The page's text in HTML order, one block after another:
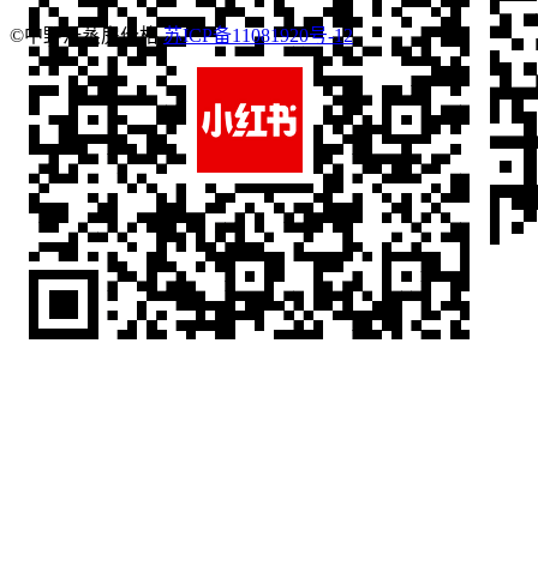
©中野汗蒸房价格苏ICP备11081920号-12